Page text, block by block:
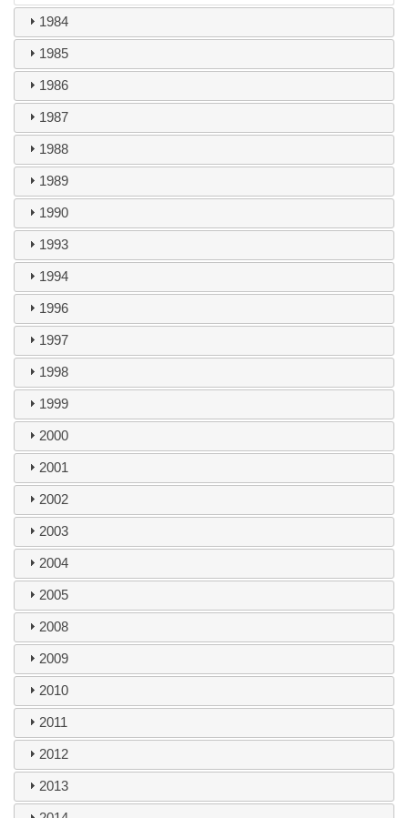
1984
1985
1986
1987
1988
1989
1990
1993
1994
1996
1997
1998
1999
2000
2001
2002
2003
2004
2005
2008
2009
2010
2011
2012
2013